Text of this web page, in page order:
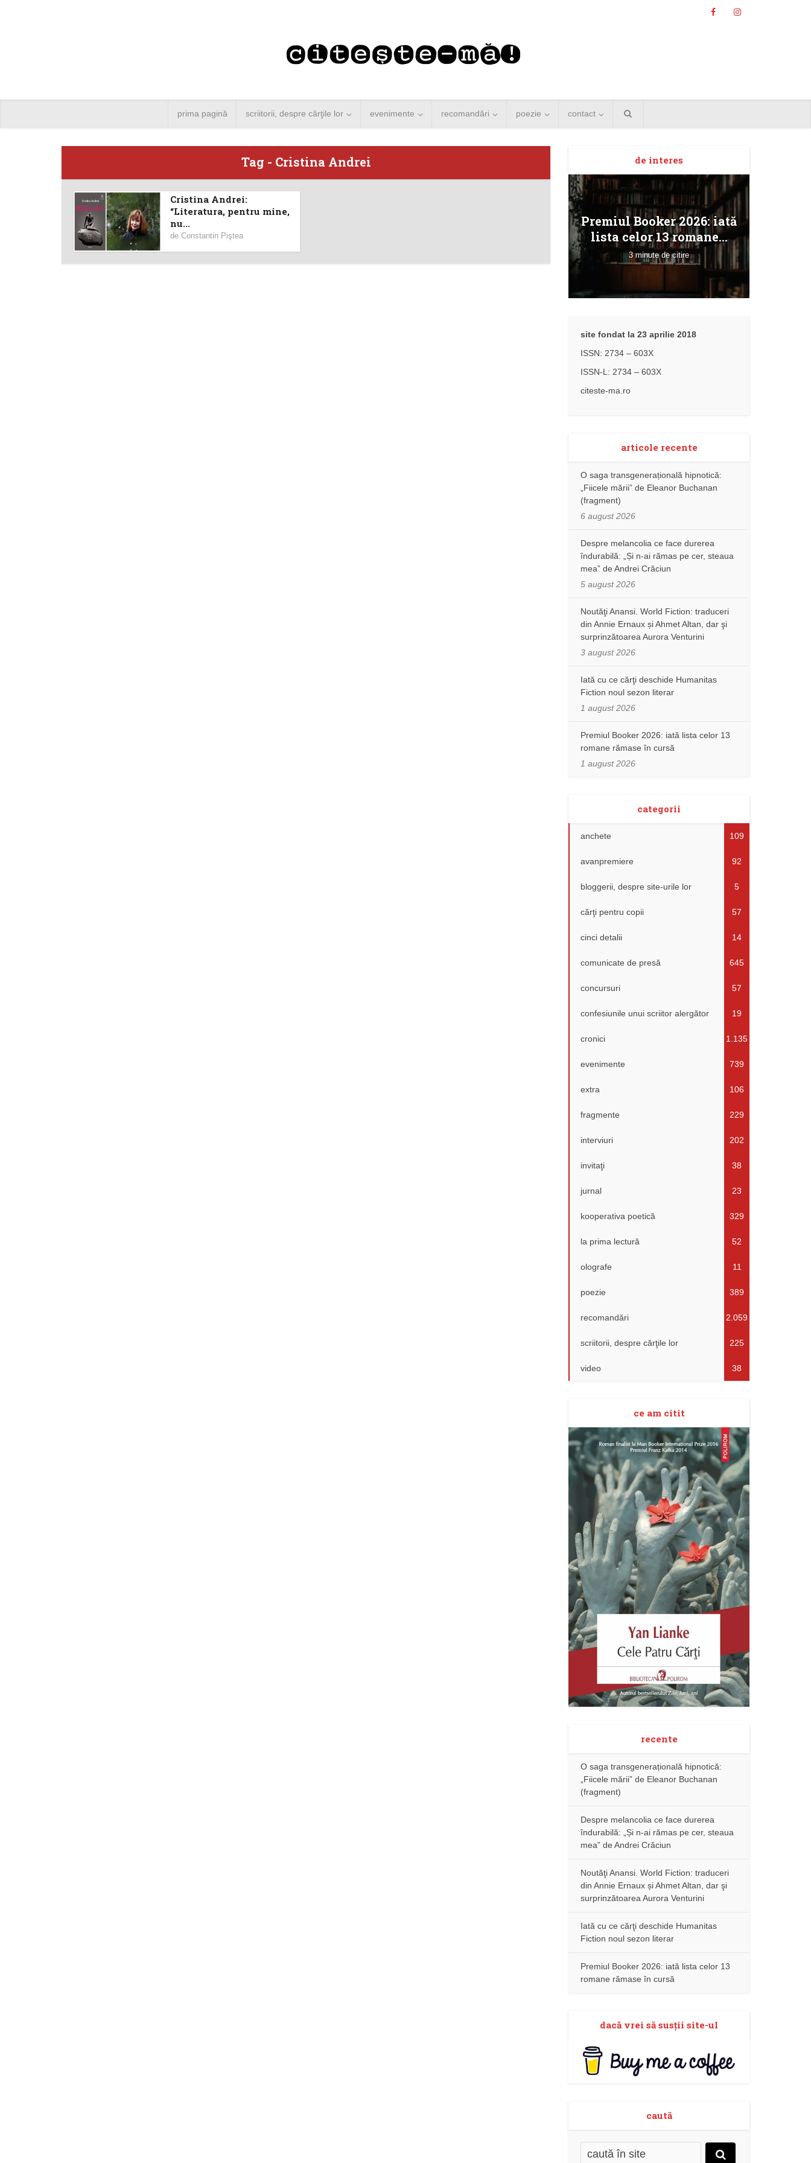
prima pagină scriitorii, despre cărţile lor evenimente recomandări poezie contact
Tag - Cristina Andrei
Cristina Andrei:
“Literatura, pentru mine,
nu...
de Constantin Piştea
de interes
Angela Merkel vine la
Premiul Booker 2026: iată
lista celor 13 romane...
3 minute de citire
site fondat la 23 aprilie 2018
ISSN: 2734 – 603X
ISSN-L: 2734 – 603X
citeste-ma.ro
articole recente
O saga transgenerațională hipnotică:
„Fiicele mării” de Eleanor Buchanan
(fragment)
6 august 2026
Despre melancolia ce face durerea
îndurabilă: „Și n-ai rămas pe cer, steaua
mea” de Andrei Crăciun
5 august 2026
Noutăţi Anansi. World Fiction: traduceri
din Annie Ernaux și Ahmet Altan, dar şi
surprinzătoarea Aurora Venturini
3 august 2026
Iată cu ce cărţi deschide Humanitas
Fiction noul sezon literar
1 august 2026
Premiul Booker 2026: iată lista celor 13
romane rămase în cursă
1 august 2026
categorii
anchete 109
avanpremiere 92
bloggerii, despre site-urile lor 5
cărţi pentru copii 57
cinci detalii 14
comunicate de presă 645
concursuri 57
confesiunile unui scriitor alergător 19
cronici 1.135
evenimente 739
extra 106
fragmente 229
interviuri 202
invitaţi 38
jurnal 23
kooperativa poetică 329
la prima lectură 52
olografe 11
poezie 389
recomandări 2.059
scriitorii, despre cărţile lor 225
video 38
ce am citit
recente
O saga transgenerațională hipnotică:
„Fiicele mării” de Eleanor Buchanan
(fragment)
Despre melancolia ce face durerea
îndurabilă: „Și n-ai rămas pe cer, steaua
mea” de Andrei Crăciun
Noutăţi Anansi. World Fiction: traduceri
din Annie Ernaux și Ahmet Altan, dar şi
surprinzătoarea Aurora Venturini
Iată cu ce cărţi deschide Humanitas
Fiction noul sezon literar
Premiul Booker 2026: iată lista celor 13
romane rămase în cursă
dacă vrei să susţii site-ul
caută